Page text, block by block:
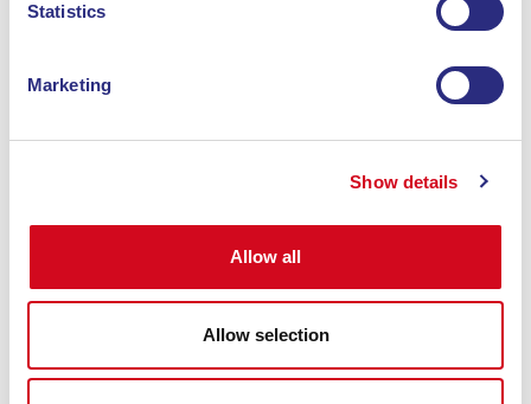
Statistics
Marketing
Show details
Allow all
Allow selection